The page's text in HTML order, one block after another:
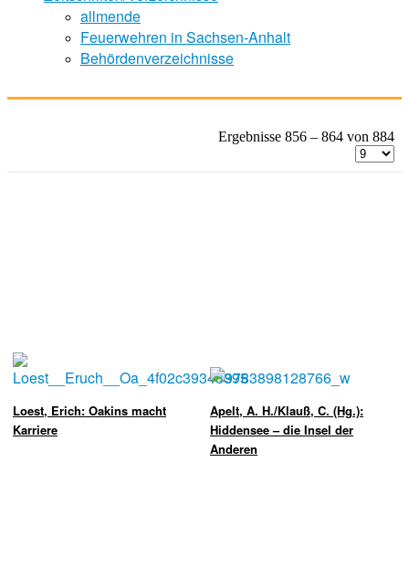
allmende
Feuerwehren in Sachsen-Anhalt
Behördenverzeichnisse
Ergebnisse 856 – 864 von 884
Loest, Erich: Oakins macht
Karriere
Apelt, A. H./Klauß, C. (Hg.):
Hiddensee – die Insel der
Anderen